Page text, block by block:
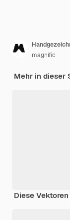
magnific
Mehr in dieser
Diese